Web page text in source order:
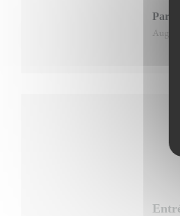
Paris